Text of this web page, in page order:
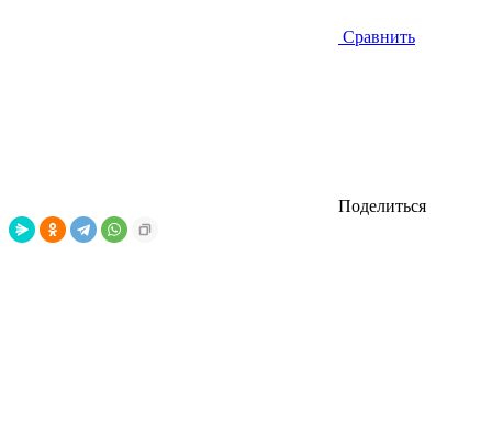
Сравнить
Поделиться